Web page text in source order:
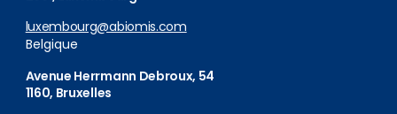
luxembourg@abiomis.com
Belgique
Avenue Herrmann Debroux, 54
1160, Bruxelles